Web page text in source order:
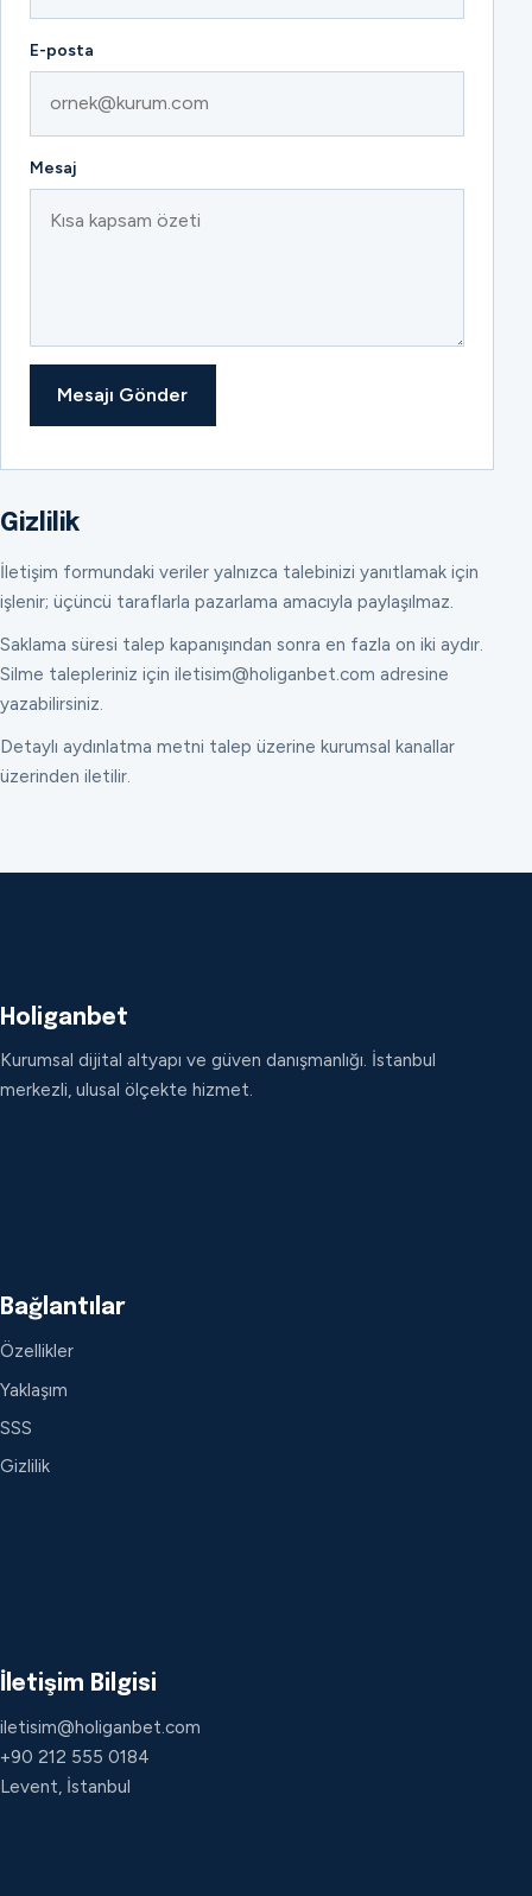
E-posta
Mesaj
Mesajı Gönder
Gizlilik
İletişim formundaki veriler yalnızca talebinizi yanıtlamak için
işlenir; üçüncü taraflarla pazarlama amacıyla paylaşılmaz.
Saklama süresi talep kapanışından sonra en fazla on iki aydır.
Silme talepleriniz için iletisim@holiganbet.com adresine
yazabilirsiniz.
Detaylı aydınlatma metni talep üzerine kurumsal kanallar
üzerinden iletilir.
Holiganbet
Kurumsal dijital altyapı ve güven danışmanlığı. İstanbul
merkezli, ulusal ölçekte hizmet.
Bağlantılar
Özellikler
Yaklaşım
SSS
Gizlilik
İletişim Bilgisi
iletisim@holiganbet.com
+90 212 555 0184
Levent, İstanbul